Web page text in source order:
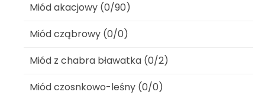
Miód akacjowy (0/90)
Miód cząbrowy (0/0)
Miód z chabra bławatka (0/2)
Miód czosnkowo-leśny (0/0)